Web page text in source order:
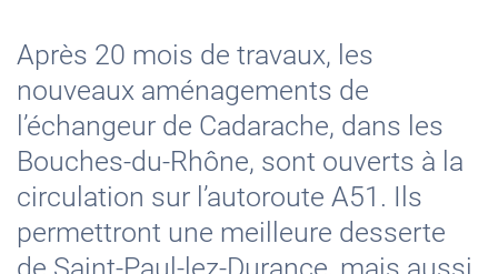
Après 20 mois de travaux, les
nouveaux aménagements de
l’échangeur de Cadarache, dans les
Bouches-du-Rhône, sont ouverts à la
circulation sur l’autoroute A51. Ils
permettront une meilleure desserte